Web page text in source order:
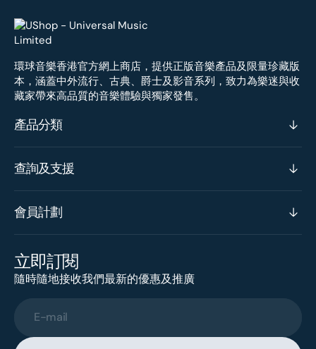
環球音樂香港官方網上商店，提供正版音樂產品及限量珍藏版
本，涵蓋中外流行、古典、爵士及影音系列，致力為樂迷與收
藏家帶來高品質的音樂體驗與獨家發售。
產品分類
查詢及支援
會員計劃
立即訂閱
隨時隨地接收我們最新的優惠及推廣
E-mail